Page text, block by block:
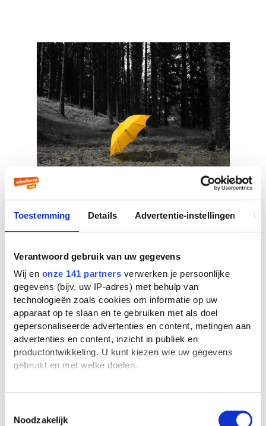
Toestemming Details Advertentie-instellingen
Verantwoord gebruik van uw gegevens
Wij en onze 141 partners verwerken je persoonlijke
gegevens (bijv. uw IP-adres) met behulp van
technologieën zoals cookies om informatie op uw
apparaat op te slaan en te gebruiken met als doel
gepersonaliseerde advertenties en content, metingen aan
advertenties en content, inzicht in publiek en
productontwikkeling. U kunt kiezen wie uw gegevens
gebruikt en met welke doelen.
Als u het toestaat, willen we ook graag:
locatie, die tot een paar meter nauwkeurig kan zijn
Noodzakelijk
6 foto's van Lorenzo
37 stemmen
6 foto's van Jorik
176 stemmen